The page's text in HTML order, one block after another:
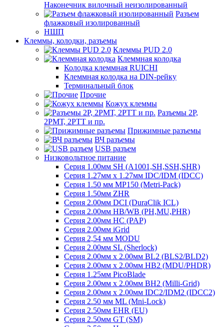
Наконечник вилочный неизолированный
Разъем
флажковый изолированный
НШП
Клеммы, колодки, разъемы
Клеммы PUD 2.0
Клеммная колодка
Колодка клеммная RUICHI
Клеммная колодка на DIN-рейку
Терминальный блок
Прочие
Кожух клеммы
Разъемы 2Р,
2РМТ, 2РТТ и пр.
Прижимные разъемы
ВЧ разъемы
USB разъем
Низковольтное питание
Серия 1.00мм SH (A1001,SH,SSH,SHR)
Серия 1.27мм x 1.27мм IDC/IDM (IDCC)
Серия 1.50 мм MP150 (Metri-Pack)
Серия 1.50мм ZHR
Серия 2.00мм DCI (DuraClik ICL)
Серия 2.00мм HB/WB (PH,MU,PHR)
Серия 2.00мм HC (PAP)
Серия 2.00мм iGrid
Серия 2,54 мм MODU
Серия 2.00мм SL (Sherlock)
Серия 2.00мм x 2.00мм BL2 (BLS2/BLD2)
Серия 2.00мм x 2.00мм HB2 (MDU/PHDR)
Серия 1.25мм PicoBlade
Серия 2.00мм х 2.00мм BH2 (Milli-Grid)
Серия 2.00мм х 2.00мм IDC2/IDM2 (IDCC2)
Серия 2.50 мм ML (Mni-Lock)
Серия 2.50мм EHR (EU)
Серия 2.50мм GT (SM)